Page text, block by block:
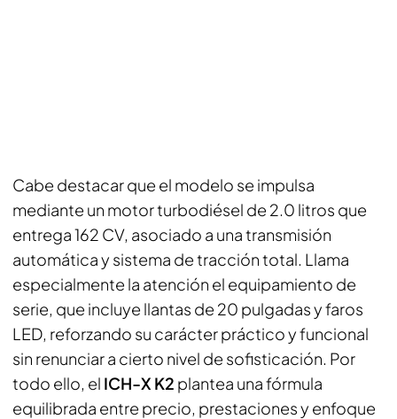
Cabe destacar que el modelo se impulsa
mediante un motor turbodiésel de 2.0 litros que
entrega 162 CV, asociado a una transmisión
automática y sistema de tracción total. Llama
especialmente la atención el equipamiento de
serie, que incluye llantas de 20 pulgadas y faros
LED, reforzando su carácter práctico y funcional
sin renunciar a cierto nivel de sofisticación. Por
todo ello, el ICH-X K2 plantea una fórmula
equilibrada entre precio, prestaciones y enfoque